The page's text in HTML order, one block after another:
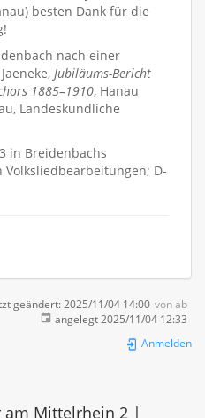
besten Dank für die
nach einer
Jubiläums-Bericht
1885–1910, Hanau
Landeskundliche
in Breidenbachs
D-
geändert: 2025/11/04 14:00 vonab
angelegt 2025/11/04 12:33
Anmelden
am Mittelrhein 2 |